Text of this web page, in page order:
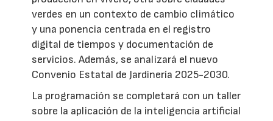
verdes en un contexto de cambio climático
y una ponencia centrada en el registro
digital de tiempos y documentación de
servicios. Además, se analizará el nuevo
Convenio Estatal de Jardinería 2025-2030.
La programación se completará con un taller
sobre la aplicación de la inteligencia artificial